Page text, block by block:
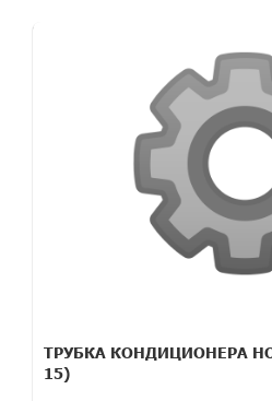
ТРУБКА КОНДИЦИОНЕРА
15)